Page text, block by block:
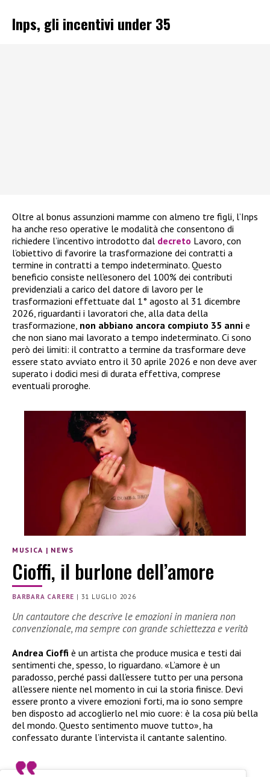
Inps, gli incentivi under 35
Oltre al bonus assunzioni mamme con almeno tre figli, l’Inps
ha anche reso operative le modalità che consentono di
richiedere l’incentivo introdotto dal decreto Lavoro, con
l’obiettivo di favorire la trasformazione dei contratti a
termine in contratti a tempo indeterminato. Questo
beneficio consiste nell’esonero del 100% dei contributi
previdenziali a carico del datore di lavoro per le
trasformazioni effettuate dal 1° agosto al 31 dicembre
2026, riguardanti i lavoratori che, alla data della
trasformazione, non abbiano ancora compiuto 35 anni e
che non siano mai lavorato a tempo indeterminato. Ci sono
però dei limiti: il contratto a termine da trasformare deve
essere stato avviato entro il 30 aprile 2026 e non deve aver
superato i dodici mesi di durata effettiva, comprese
eventuali proroghe.
MUSICA | NEWS
Cioffi, il burlone dell’amore
BARBARA CARERE | 31 LUGLIO 2026
Un cantautore che descrive le emozioni in maniera non
convenzionale, ma sempre con grande schiettezza e verità
Andrea Cioffi è un artista che produce musica e testi dai
sentimenti che, spesso, lo riguardano. «L’amore è un
paradosso, perché passi dall’essere tutto per una persona
all’essere niente nel momento in cui la storia finisce. Devi
essere pronto a vivere emozioni forti, ma io sono sempre
ben disposto ad accoglierlo nel mio cuore: è la cosa più bella
del mondo. Questo sentimento muove tutto», ha
confessato durante l’intervista il cantante salentino.